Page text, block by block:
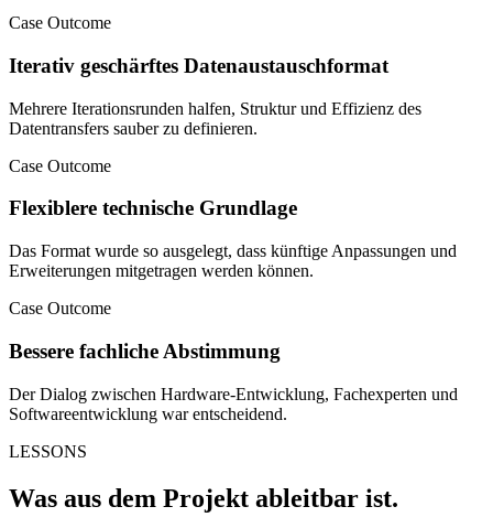
Case Outcome
Iterativ geschärftes Datenaustauschformat
Mehrere Iterationsrunden halfen, Struktur und Effizienz des
Datentransfers sauber zu definieren.
Case Outcome
Flexiblere technische Grundlage
Das Format wurde so ausgelegt, dass künftige Anpassungen und
Erweiterungen mitgetragen werden können.
Case Outcome
Bessere fachliche Abstimmung
Der Dialog zwischen Hardware-Entwicklung, Fachexperten und
Softwareentwicklung war entscheidend.
LESSONS
Was aus dem Projekt ableitbar ist.